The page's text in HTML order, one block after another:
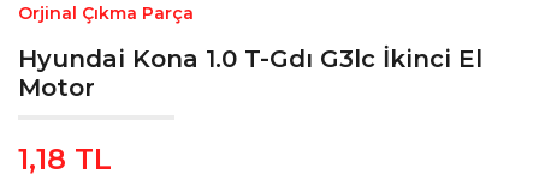
Orjinal Çıkma Parça
Hyundai Kona 1.0 T-Gdı G3lc İkinci El
Motor
1,18 TL